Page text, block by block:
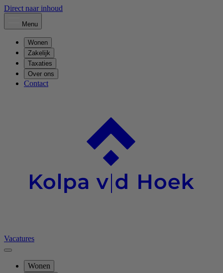
Direct naar inhoud
Menu
Wonen
Zakelijk
Taxaties
Over ons
Contact
Vacatures
Wonen